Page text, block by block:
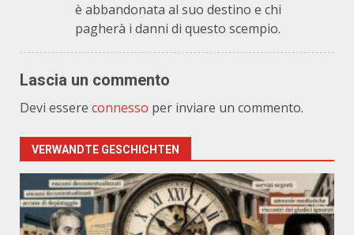
è abbandonata al suo destino e chi
pagherà i danni di questo scempio.
Lascia un commento
Devi essere connesso per inviare un commento.
VERWANDTE GESCHICHTEN